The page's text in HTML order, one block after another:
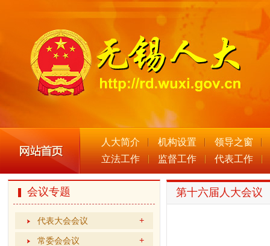
人大简介 机构设置
领导之窗
立法工作
监督工作 代表工作
会议专题
代表大会会议
常委会会议
第十六届人大会议